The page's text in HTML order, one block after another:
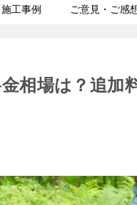
施工事例 ご意見・ご感
相場は？追加